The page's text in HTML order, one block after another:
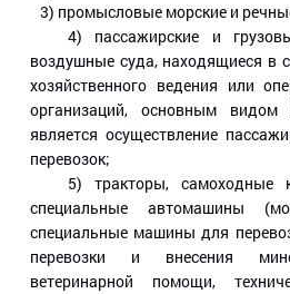
3) промысловые морские и
4) пассажирские и
воздушные суда, находящиеся в
хозяйственного ведения или
организаций, основным видом
является осуществление
перевозок;
5) тракторы, самоходные
специальные автомашины
специальные машины для
перевозки и внесения
ветеринарной помощи,